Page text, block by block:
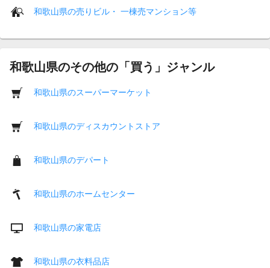
和歌山県の売りビル・ 一棟売マンション等
和歌山県のその他の「買う」ジャンル
和歌山県のスーパーマーケット
和歌山県のディスカウントストア
和歌山県のデパート
和歌山県のホームセンター
和歌山県の家電店
和歌山県の衣料品店